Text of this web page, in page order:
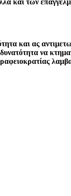
και ας
να